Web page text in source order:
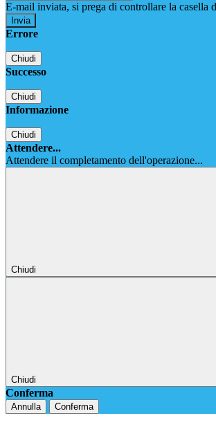
E-mail inviata, si prega di controllare la casella
Errore
Chiudi
Successo
Chiudi
Informazione
Chiudi
Attendere...
Attendere il completamento dell'operazione...
Chiudi
Chiudi
Conferma
Annulla Conferma